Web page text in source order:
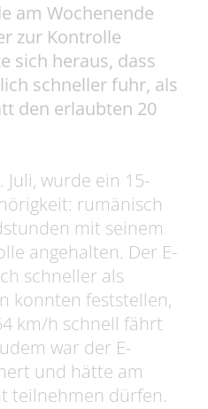
am Wochenende
zur Kontrolle
sich heraus, dass
schneller fuhr, als
den erlaubten 20
Juli, wurde ein 15-
rumänisch
mit seinem
angehalten. Der E-
schneller als
konnten feststellen,
km/h schnell fährt
war der E-
und hätte am
teilnehmen dürfen.